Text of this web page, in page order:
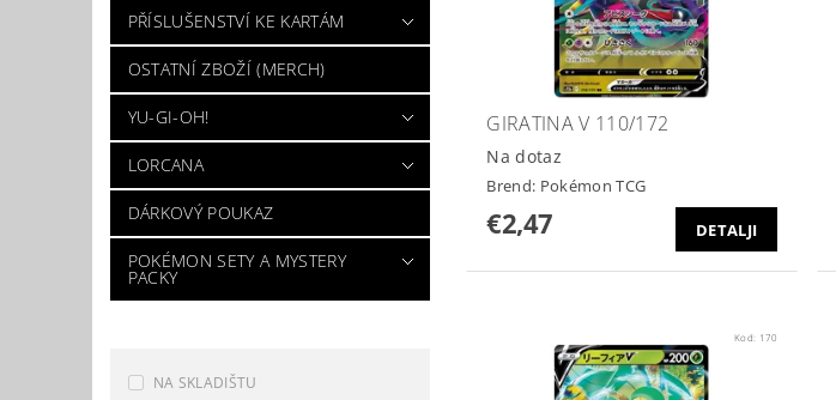
PŘÍSLUŠENSTVÍ KE KARTÁM
OSTATNÍ ZBOŽÍ (MERCH)
YU-GI-OH!
LORCANA
DÁRKOVÝ POUKAZ
POKÉMON SETY A MYSTERY
PACKY
NA SKLADIŠTU
GIRATINA V 110/172
Na dotaz
Brend: Pokémon TCG
€2,47 DETALJI
Kod: 170